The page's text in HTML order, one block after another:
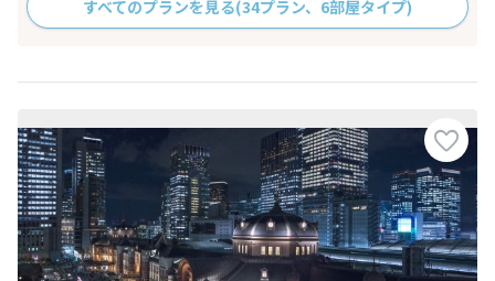
すべてのプランを見る(34プラン、6部屋タイプ)